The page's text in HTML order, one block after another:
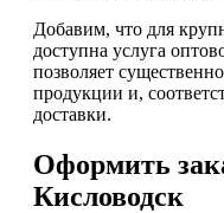
Добавим, что для
доступна услуга
позволяет
продукции и,
доставки.
Оформить
Кисловодск